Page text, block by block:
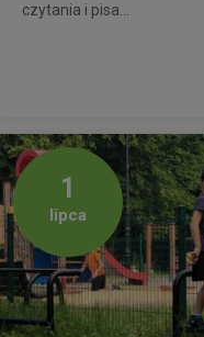
czytania i pisa...
1
lipca